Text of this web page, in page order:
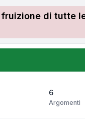
di tutte
6
Argomenti